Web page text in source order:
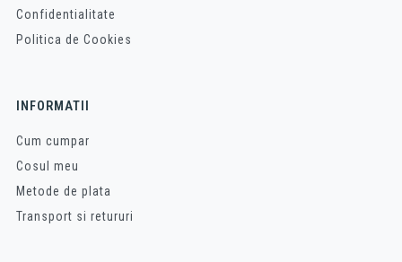
Confidentialitate
Politica de Cookies
INFORMATII
Cum cumpar
Cosul meu
Metode de plata
Transport si retururi